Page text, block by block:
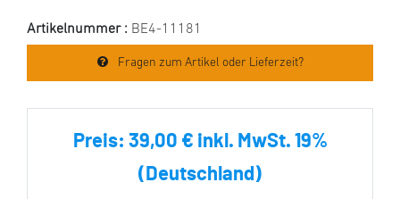
Artikelnummer : BE4-11181
Fragen zum Artikel oder Lieferzeit?
Preis: 39,00 € inkl. MwSt. 19%
(Deutschland)